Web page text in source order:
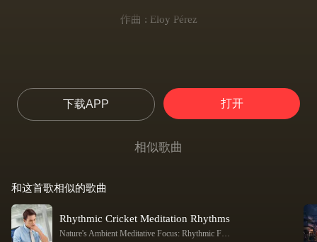
作曲 : Eloy Pérez
下载APP 打开
相似歌曲
和这首歌相似的歌曲
Rhythmic Cricket Meditation Rhythms
-